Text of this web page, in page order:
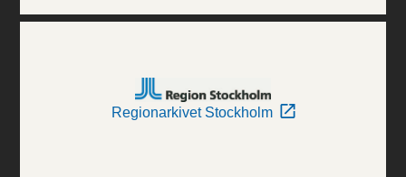
Regionarkivet Stockholm